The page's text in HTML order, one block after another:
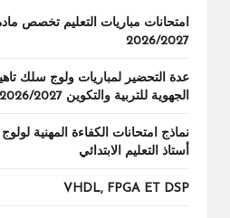
امتحانات مباريات التعليم تخصص
2026/2027
عدة التحضير لمباريات ولوج سلك
الجهوية للتربية والتكوين 2026/2027
نماذج امتحانات الكفاءة المهنية
أستاذ التعليم الابتدائي
VHDL, FPGA ET DSP